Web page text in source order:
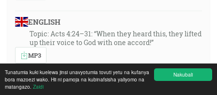
Nakubali
Tunatumia kuki kuelewa jinsi unavyotumia tovuti yetu na kufanya
bora mazoezi wako. Hii ni pamoja na kubinafsisha yaliyomo na
matangazo. Zaidi
ENGLISH
Topic: Acts 4:24–31: “When they heard this, they lifted
up their voice to God with one accord!”
MP3
DEUTSCH